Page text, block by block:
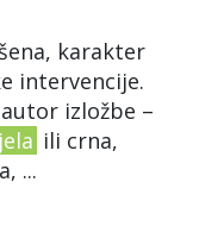
karakter
intervencije.
izložbe –
ili crna,
...